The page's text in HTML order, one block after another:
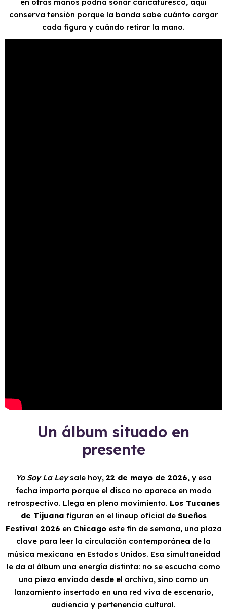
en otras manos podría sonar caricaturesco, aquí
conserva tensión porque la banda sabe cuánto cargar
cada figura y cuándo retirar la mano.
Un álbum situado en
presente
Yo Soy La Leysale hoy, 22 de mayo de 2026, y esa
fecha importa porque el disco no aparece en modo
retrospectivo. Llega en pleno movimiento. Los Tucanes
de Tijuana figuran en el lineup oficial de Sueños
Festival 2026 en Chicagoeste fin de semana, una plaza
clave para leer la circulación contemporánea de la
música mexicana en Estados Unidos. Esa simultaneidad
le da al álbum una energía distinta: no se escucha como
una pieza enviada desde el archivo, sino como un
lanzamiento insertado en una red viva de escenario,
audiencia y pertenencia cultural.